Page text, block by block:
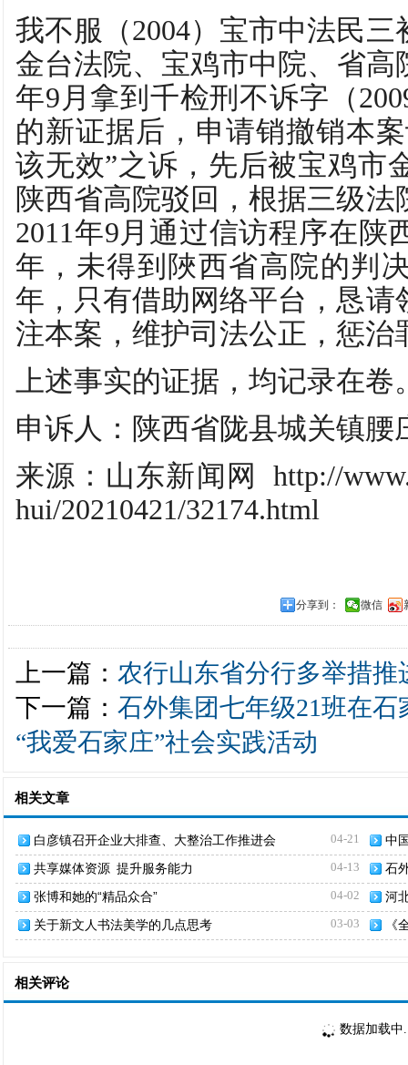
我不服（2004）宝市中法民
金台法院、宝鸡市中院、省高
年9月拿到千检刑不诉字（
的新证据后，申请销撤销本
该无效”之诉，先后被宝鸡市
陕西省高院驳回，根据三级
2011年9月通过信访程序在陕
年，未得到陜西省高院的判
年，只有借助网络平台，恳
注本案，维护司法公正，惩治
上述事实的证据，均记录在卷
申诉人：陕西省陇县城关镇腰
来源：山东新闻网 http://
hui/20210421/32174.html
分享到： 微信
上一篇： 农行山东省分行多举措
下一篇： 石外集团七年级21班在
“我爱石家庄”社会实践活动
相关文章
04-21
白彦镇召开企业大排查、大整治工作推进会 中
交
04-13
共享媒体资源 提升服务能力 石
“我
04-02
张博和她的“精品众合” 河
03-03
关于新文人书法美学的几点思考 《
相关评论
数据加载中